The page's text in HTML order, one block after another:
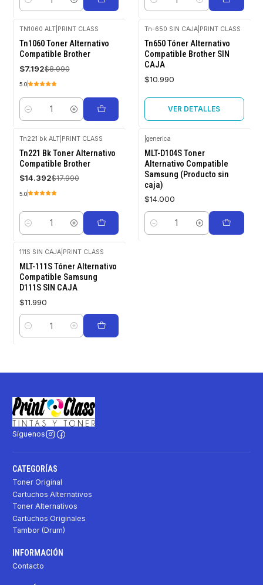
Cantidad Cantidad
-20%
OFF
TN1060 ALT| PRINT CLASS
Tn1060 Toner Alternativo
Compatible Brother
$7.192$8.990
5.0
Cantidad
Tn-650 SIN CAJA PRINT CLASS
Tn650 Tóner Alternativo
Compatible Brother SIN
CAJA
$10.990
VER DETALLES
-20%
OFF
Tn221 bk ALT| PRINT CLASS
Tn221 Bk Toner Alternativo
Compatible Brother
$14.392$17.990
5.0
Cantidad
generica
MLT-D104S Toner
Alternativo Compatible
Samsung (Producto sin
caja)
$14.000
Cantidad
111S SIN CAJA| PRINT CLASS
MLT-111S Tóner Alternativo
Compatible Samsung
D111S SIN CAJA
$11.990
Cantidad
Síguenos
CATEGORÍAS
Toner Original
Cartuchos Alternativos
Toner Alternativos
Cartuchos Originales
Tambor (Drum)
INFORMACIÓN
Contacto